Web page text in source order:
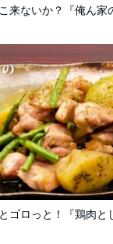
来ないか？『俺ん家
ゴロっと！『鶏肉と